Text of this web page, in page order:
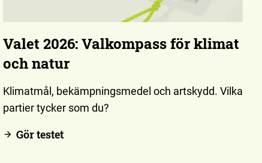
Valet 2026: Valkompass för klimat
och natur
Klimatmål, bekämpningsmedel och artskydd. Vilka
partier tycker som du?
Gör testet